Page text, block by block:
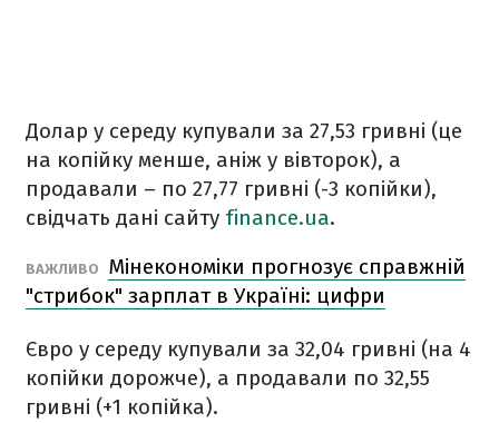
Долар у середу купували за 27,53 гривні (це
на копійку менше, аніж у вівторок), а
продавали – по 27,77 гривні (-3 копійки),
свідчать дані сайту finance.ua.
ВАЖЛИВО
Мінекономіки прогнозує справжній
"стрибок" зарплат в Україні: цифри
Євро у середу купували за 32,04 гривні (на 4
копійки дорожче), а продавали по 32,55
гривні (+1 копійка).